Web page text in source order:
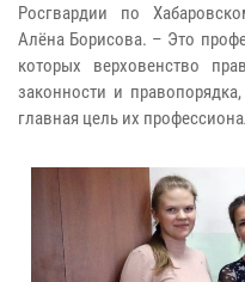
Росгвардии по
Алёна Борисова. – Это
которых верховенство
законности и
главная цель их